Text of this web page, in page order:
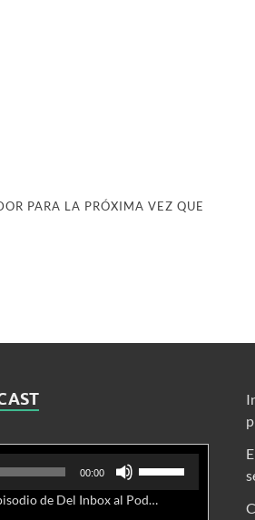
PARA LA PRÓXIMA VEZ QUE
00:00
teclas
En este primer episodio de Del Inbox al Podcast, analizamos junto al abogado Jonathan Brown las nuevas conductas delictivas cibernéticas y la necesidad de hacer modificaciones al Código Penal.